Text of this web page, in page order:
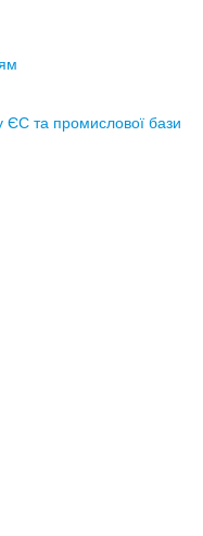
ЄС та промислової бази